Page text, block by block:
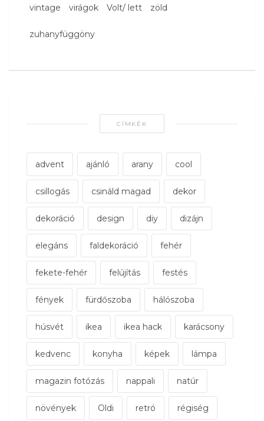
vintage virágok Volt/ lett zöld
zuhanyfüggöny
CÍMKÉK
advent ajánló arany cool
csillogás csináld magad dekor
dekoráció design diy dizájn
elegáns faldekoráció fehér
fekete-fehér felújítás festés
fények fürdőszoba hálószoba
húsvét ikea ikea hack karácsony
kedvenc konyha képek lámpa
magazin fotózás nappali natúr
növények Oldi retró régiség